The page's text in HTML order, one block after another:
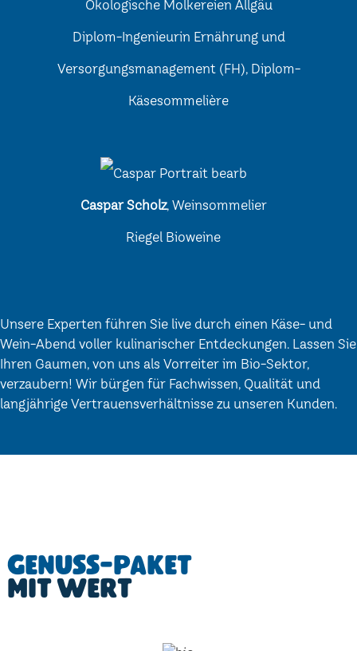
Ökologische Molkereien Allgäu
Diplom-Ingenieurin Ernährung und
Versorgungsmanagement (FH), Diplom-
Käsesommelière
Caspar Scholz, Weinsommelier
Riegel Bioweine
Unsere Experten führen Sie live durch einen Käse- und
Wein-Abend voller kulinarischer Entdeckungen. Lassen Sie
Ihren Gaumen, von uns als Vorreiter im Bio-Sektor,
verzaubern! Wir bürgen für Fachwissen, Qualität und
langjährige Vertrauensverhältnisse zu unseren Kunden.
Genuss-Paket
mit Wert